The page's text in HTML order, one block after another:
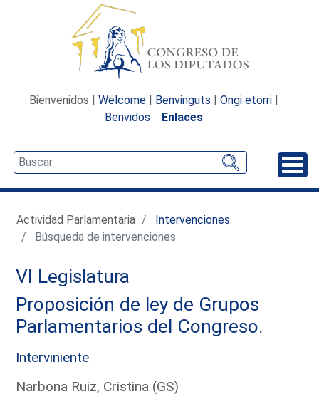
Bienvenidos | Welcome | Benvinguts | Ongi etorri |
Benvidos
Enlaces
Actividad Parlamentaria
Intervenciones
Búsqueda de intervenciones
VI Legislatura
Proposición de ley de Grupos
Parlamentarios del Congreso.
Interviniente
Narbona Ruiz, Cristina (GS)